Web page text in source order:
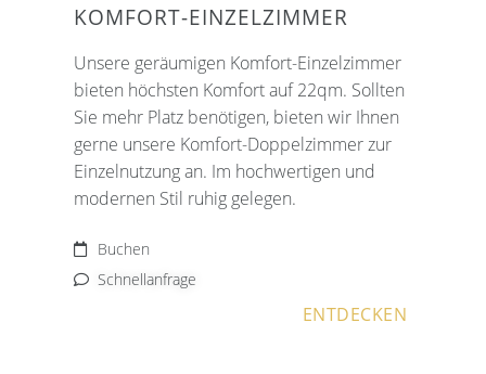
KOMFORT-EINZELZIMMER
Unsere geräumigen Komfort-Einzelzimmer
bieten höchsten Komfort auf 22qm. Sollten
Sie mehr Platz benötigen, bieten wir Ihnen
gerne unsere Komfort-Doppelzimmer zur
Einzelnutzung an. Im hochwertigen und
modernen Stil ruhig gelegen.
Buchen
Schnellanfrage
ENTDECKEN